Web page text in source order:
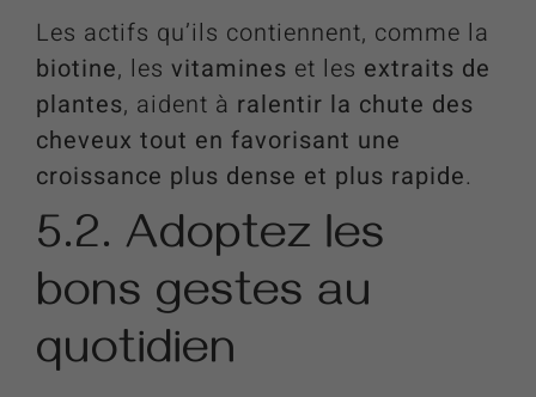
Les actifs qu’ils contiennent, comme la
biotine, les vitamines et les extraits de
plantes, aident à ralentir la chute des
cheveux tout en favorisant une
croissance plus dense et plus rapide.
5.2. Adoptez les
bons gestes au
quotidien